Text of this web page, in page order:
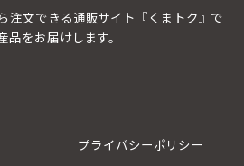
注文できる通販サイト『くまトク』で
をお届けします。
プライバシーポリシー